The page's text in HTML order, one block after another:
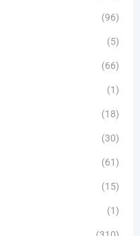
(96)
(5)
(66)
(1)
(18)
(30)
(61)
(15)
(1)